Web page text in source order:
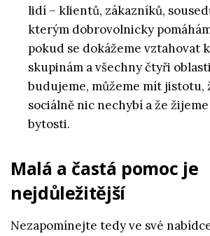
lidí – klientů, zákazníků,
kterým dobrovolnicky
pokud se dokážeme vztahovat
skupinám a všechny čtyři
budujeme, můžeme mít jistotu,
sociálně nic nechybí a že
bytosti.
Malá a častá pomoc je
nejdůležitější
Nezapomínejte tedy ve své